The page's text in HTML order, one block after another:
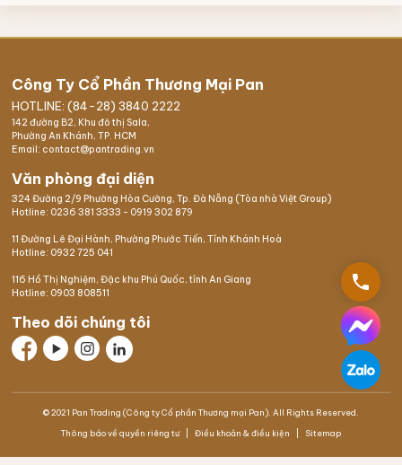
Công Ty Cổ Phần Thương Mại Pan
HOTLINE: (84-28) 3840 2222
142 đường B2, Khu đô thị Sala,
Phường An Khánh, TP. HCM
Email: contact@pantrading.vn
Văn phòng đại diện
324 Đường 2/9 Phường Hòa Cường, Tp. Đà Nẵng (Tòa nhà Việt Group)
Hotline: 0236 381 3333 - 0919 302 879
11 Đường Lê Đại Hành, Phường Phước Tiến, Tỉnh Khánh Hoà
Hotline: 0932 725 041
116 Hồ Thị Nghiệm, Đặc khu Phú Quốc, tỉnh An Giang
Hotline: 0903 808511
Theo dõi chúng tôi
© 2021 Pan Trading (Công ty Cổ phần Thương mại Pan). All Rights Reserved.
Thông báo về quyền riêng tư Điều khoản & điều kiện Sitemap
phone